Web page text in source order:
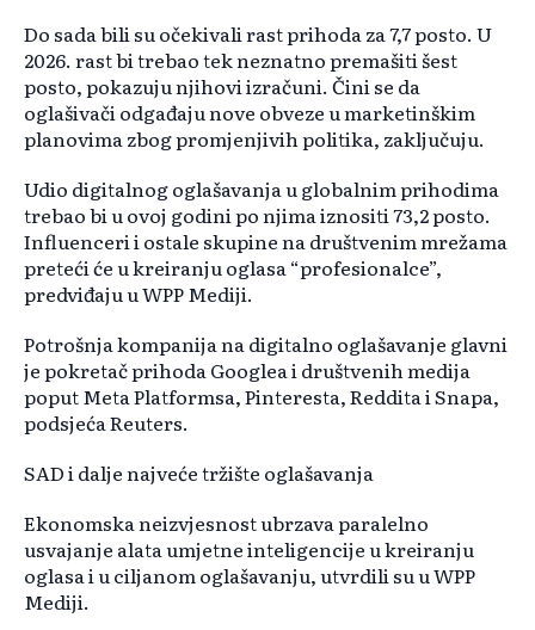
Do sada bili su očekivali rast prihoda za 7,7 posto. U
2026. rast bi trebao tek neznatno premašiti šest
posto, pokazuju njihovi izračuni. Čini se da
oglašivači odgađaju nove obveze u marketinškim
planovima zbog promjenjivih politika, zaključuju.
Udio digitalnog oglašavanja u globalnim prihodima
trebao bi u ovoj godini po njima iznositi 73,2 posto.
Influenceri i ostale skupine na društvenim mrežama
preteći će u kreiranju oglasa “profesionalce”,
predviđaju u WPP Mediji.
Potrošnja kompanija na digitalno oglašavanje glavni
je pokretač prihoda Googlea i društvenih medija
poput Meta Platformsa, Pinteresta, Reddita i Snapa,
podsjeća Reuters.
SAD i dalje najveće tržište oglašavanja
Ekonomska neizvjesnost ubrzava paralelno
usvajanje alata umjetne inteligencije u kreiranju
oglasa i u ciljanom oglašavanju, utvrdili su u WPP
Mediji.